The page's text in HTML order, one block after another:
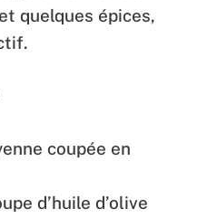
quelques épices,
coupée en
d’huile d’olive